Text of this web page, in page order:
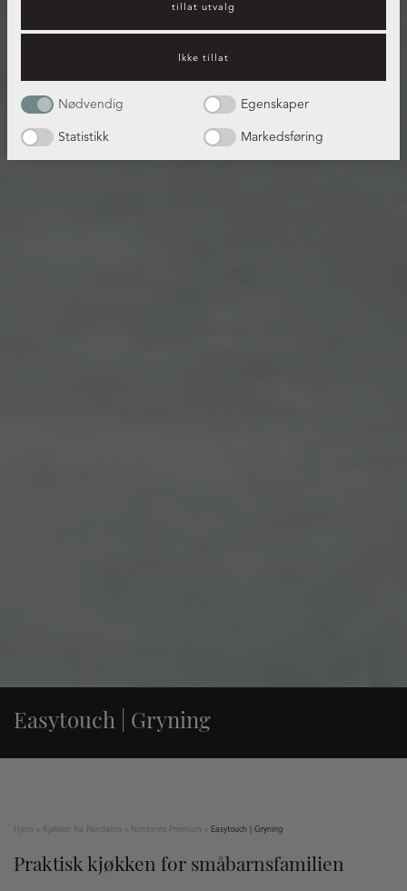
tillat utvalg
Ikke tillat
Nødvendig
Egenskaper
Statistikk
Markedsføring
Easytouch | Gryning
Hjem Kjøkken fra Nordanro Nordanro Premium Easytouch | Gryning
Praktisk kjøkken for småbarnsfamilien